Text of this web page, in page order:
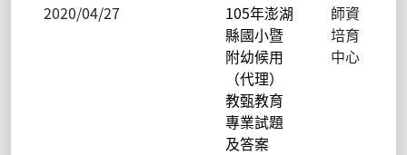
2020/04/27
105年澎湖
縣國小暨
附幼候用
（代理）
教甄教育
專業試題
及答案
師資
培育
中心